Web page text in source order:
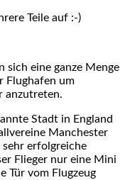
Teile auf :-)
sich eine ganze Menge
Flughafen um
anzutreten.
Stadt in England
Manchester
erfolgreiche
Flieger nur eine Mini
Tür vom Flugzeug